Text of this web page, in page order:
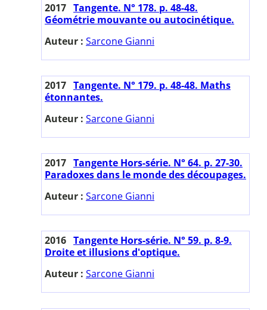
2017 Tangente. N° 178. p. 48-48.
Géométrie mouvante ou autocinétique.
Auteur : Sarcone Gianni
2017 Tangente. N° 179. p. 48-48. Maths
étonnantes.
Auteur : Sarcone Gianni
2017 Tangente Hors-série. N° 64. p. 27-30.
Paradoxes dans le monde des découpages.
Auteur : Sarcone Gianni
2016 Tangente Hors-série. N° 59. p. 8-9.
Droite et illusions d'optique.
Auteur : Sarcone Gianni